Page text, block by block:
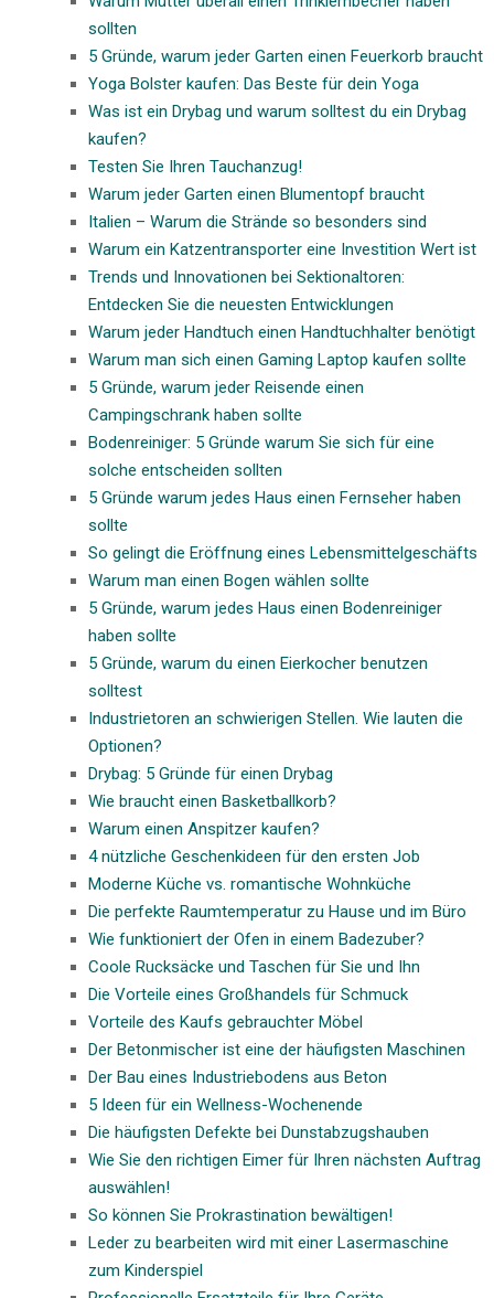
sollten
5 Gründe, warum jeder Garten einen Feuerkorb braucht
Yoga Bolster kaufen: Das Beste für dein Yoga
Was ist ein Drybag und warum solltest du ein Drybag
kaufen?
Testen Sie Ihren Tauchanzug!
Warum jeder Garten einen Blumentopf braucht
Italien – Warum die Strände so besonders sind
Warum ein Katzentransporter eine Investition Wert ist
Trends und Innovationen bei Sektionaltoren:
Entdecken Sie die neuesten Entwicklungen
Warum jeder Handtuch einen Handtuchhalter benötigt
Warum man sich einen Gaming Laptop kaufen sollte
5 Gründe, warum jeder Reisende einen
Campingschrank haben sollte
Bodenreiniger: 5 Gründe warum Sie sich für eine
solche entscheiden sollten
5 Gründe warum jedes Haus einen Fernseher haben
sollte
So gelingt die Eröffnung eines Lebensmittelgeschäfts
Warum man einen Bogen wählen sollte
5 Gründe, warum jedes Haus einen Bodenreiniger
haben sollte
5 Gründe, warum du einen Eierkocher benutzen
solltest
Industrietoren an schwierigen Stellen. Wie lauten die
Optionen?
Drybag: 5 Gründe für einen Drybag
Wie braucht einen Basketballkorb?
Warum einen Anspitzer kaufen?
4 nützliche Geschenkideen für den ersten Job
Moderne Küche vs. romantische Wohnküche
Die perfekte Raumtemperatur zu Hause und im Büro
Wie funktioniert der Ofen in einem Badezuber?
Coole Rucksäcke und Taschen für Sie und Ihn
Die Vorteile eines Großhandels für Schmuck
Vorteile des Kaufs gebrauchter Möbel
Der Betonmischer ist eine der häufigsten Maschinen
Der Bau eines Industriebodens aus Beton
5 Ideen für ein Wellness-Wochenende
Die häufigsten Defekte bei Dunstabzugshauben
Wie Sie den richtigen Eimer für Ihren nächsten Auftrag
auswählen!
So können Sie Prokrastination bewältigen!
Leder zu bearbeiten wird mit einer Lasermaschine
zum Kinderspiel